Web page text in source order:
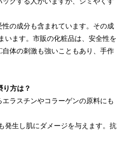
の成分も含まれています。その成
います。市販の化粧品は、安全性を
体の刺激も強いこともあり、手作
方は？
ラスチンやコラーゲンの原料にも
発生し肌にダメージを与えます。抗